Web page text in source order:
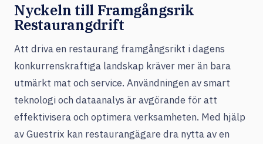
Nyckeln till Framgångsrik
Restaurangdrift
Att driva en restaurang framgångsrikt i dagens
konkurrenskraftiga landskap kräver mer än bara
utmärkt mat och service. Användningen av smart
teknologi och dataanalys är avgörande för att
effektivisera och optimera verksamheten. Med hjälp
av Guestrix kan restaurangägare dra nytta av en